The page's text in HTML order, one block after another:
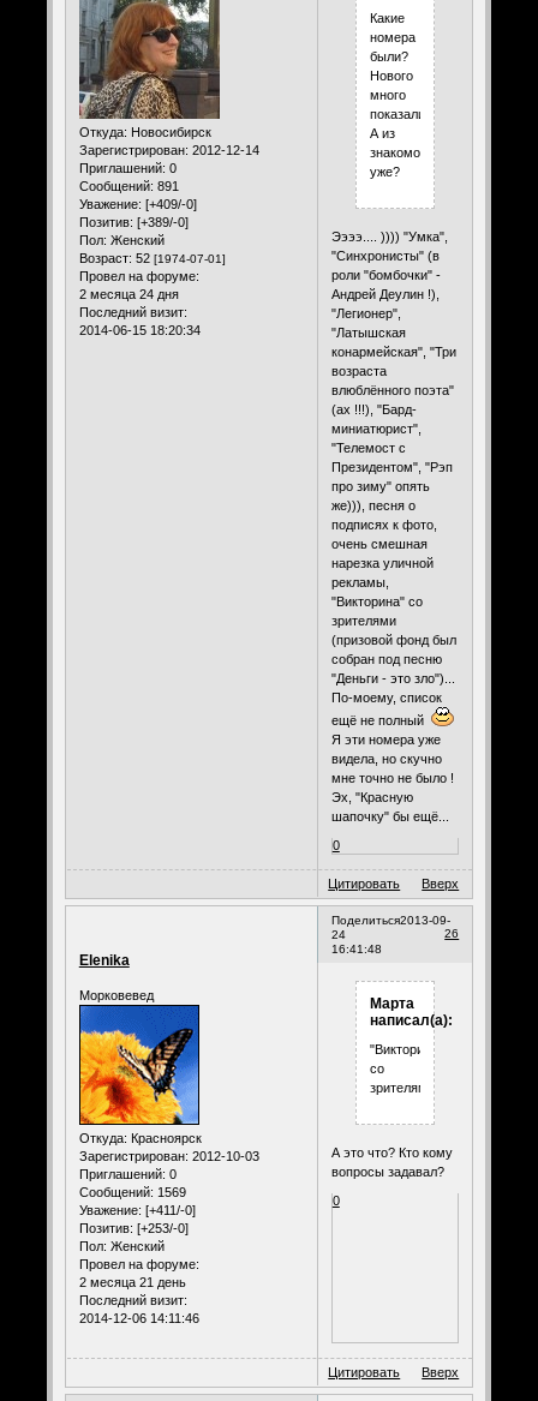
Откуда: Новосибирск
Зарегистрирован: 2012-12-14
Приглашений: 0
Сообщений: 891
Уважение: [+409/-0]
Позитив: [+389/-0]
Пол: Женский
Возраст: 52 [1974-07-01]
Провел на форуме:
2 месяца 24 дня
Последний визит:
2014-06-15 18:20:34
Какие
номера
были?
Нового
много
показали?
А из
знакомого
уже?
Ээээ.... )))) "Умка",
"Синхронисты" (в
роли "бомбочки" -
Андрей Деулин !),
"Легионер",
"Латышская
конармейская", "Три
возраста
влюблённого поэта"
(ах !!!), "Бард-
миниатюрист",
"Телемост с
Президентом", "Рэп
про зиму" опять
же))), песня о
подписях к фото,
очень смешная
нарезка уличной
рекламы,
"Викторина" со
зрителями
(призовой фонд был
собран под песню
"Деньги - это зло")...
По-моему, список
ещё не полный
Я эти номера уже
видела, но скучно
мне точно не было !
Эх, "Красную
шапочку" бы ещё...
0
Цитировать Вверх
Поделиться
26
2013-09-
24
16:41:48
Elenika
Морковевед
Откуда: Красноярск
Зарегистрирован: 2012-10-03
Приглашений: 0
Сообщений: 1569
Уважение: [+411/-0]
Позитив: [+253/-0]
Пол: Женский
Провел на форуме:
2 месяца 21 день
Последний визит:
2014-12-06 14:11:46
Марта
написал(а):
"Викторина"
со
зрителями
А это что? Кто кому
вопросы задавал?
0
Цитировать Вверх